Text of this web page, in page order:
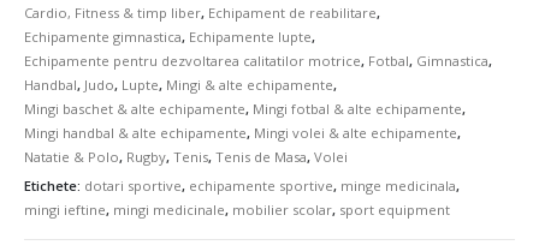
Cardio, Fitness & timp liber, Echipament de reabilitare,
Echipamente gimnastica, Echipamente lupte,
Echipamente pentru dezvoltarea calitatilor motrice, Fotbal, Gimnastica,
Handbal, Judo, Lupte, Mingi & alte echipamente,
Mingi baschet & alte echipamente, Mingi fotbal & alte echipamente,
Mingi handbal & alte echipamente, Mingi volei & alte echipamente,
Natatie & Polo, Rugby, Tenis, Tenis de Masa, Volei
Etichete: dotari sportive, echipamente sportive, minge medicinala,
mingi ieftine, mingi medicinale, mobilier scolar, sport equipment